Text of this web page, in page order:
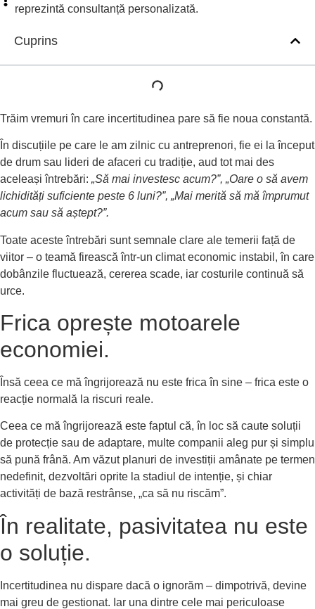
reprezintă consultanță personalizată.
Cuprins
Trăim vremuri în care incertitudinea pare să fie noua constantă.
În discuțiile pe care le am zilnic cu antreprenori, fie ei la început
de drum sau lideri de afaceri cu tradiție, aud tot mai des
aceleași întrebări: „Să mai investesc acum?”, „Oare o să avem
lichidități suficiente peste 6 luni?”, „Mai merită să mă împrumut
acum sau să aștept?”.
Toate aceste întrebări sunt semnale clare ale temerii față de
viitor – o teamă firească într-un climat economic instabil, în care
dobânzile fluctuează, cererea scade, iar costurile continuă să
urce.
Frica oprește motoarele
economiei.
Însă ceea ce mă îngrijorează nu este frica în sine – frica este o
reacție normală la riscuri reale.
Ceea ce mă îngrijorează este faptul că, în loc să caute soluții
de protecție sau de adaptare, multe companii aleg pur și simplu
să pună frână. Am văzut planuri de investiții amânate pe termen
nedefinit, dezvoltări oprite la stadiul de intenție, și chiar
activități de bază restrânse, „ca să nu riscăm”.
În realitate, pasivitatea nu este
o soluție.
Incertitudinea nu dispare dacă o ignorăm – dimpotrivă, devine
mai greu de gestionat. Iar una dintre cele mai periculoase